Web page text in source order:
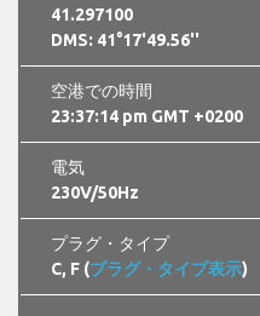
41.297100
DMS: 41°17'49.56''
空港での時間
23:37:15 pm GMT +0200
電気
230V/50Hz
プラグ・タイプ
C, F (プラグ・タイプ表示)